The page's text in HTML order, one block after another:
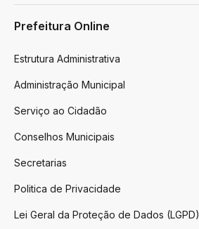
Prefeitura Online
Estrutura Administrativa
Administração Municipal
Serviço ao Cidadão
Conselhos Municipais
Secretarias
Politica de Privacidade
Lei Geral da Proteção de Dados (LGPD)